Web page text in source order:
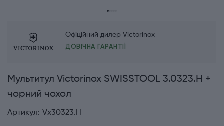
Офіційний дилер Victorinox
ДОВІЧНА ГАРАНТІЇ
Мультитул Victorinox SWISSTOOL 3.0323.H +
чорний чохол
Артикул: Vx30323.H